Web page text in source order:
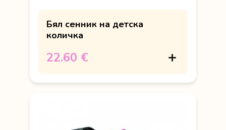
Бял сенник на детска
количка
22.60 €